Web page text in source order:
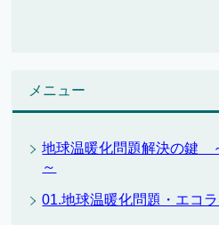
メニュー
地球温暖化問題解決の鍵
～
01.地球温暖化問題・エコ